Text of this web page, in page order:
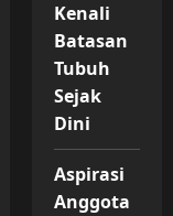
Kenali
Batasan
Tubuh
Sejak
Dini
Aspirasi
Anggota